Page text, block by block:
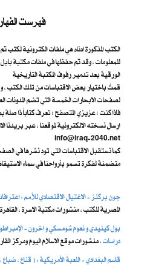
فهرست
الكتب المذكورة ادناه هي ملفات الكترونية لكتب
للمعلومات ، وقد تم حفظها في ملفات مكتبة
الورقية بعد تدمير رفوف المكتبة التاريخية
قمتُ باختيار بعض الاقتباسات من تلك الكتب ،
لصفحات الابحارات الخمسة التي تضم المدونات
فاذا كنت ؛ عزيزي المتصفح ؛ تعرف كتاباً ذا صلة
ارسال نسخته الالكترونية لموقعنا ، عبر بريدنا
info@iraq-2040.net
كما نستقبل الاقتباسات التي تود نشرها في
متضمنة لفكرة تسمو بأرواحنا في سماء
جون بركنز - الاغتيال الاقتصادي للأمم :
المصرية للكتب ، منشورات مكتبة الاسرة ، القاهرة ،
بول كينيدي و نعوم شومسكي و اخرون ​-
دراسات، منشورات موقع الاسلام اليوم ومركز القارئ ،
قاسم البغدادي - اللعبة الأمريكية : ( قناع ،